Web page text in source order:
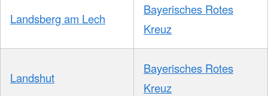
Landsberg am Lech
Bayerisches Rotes
Kreuz
Landshut
Bayerisches Rotes
Kreuz